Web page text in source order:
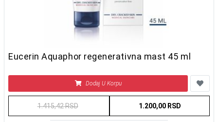
Eucerin Aquaphor regenerativna mast 45 ml
Dodaj U Korpu
1.415,42 RSD 1.200,00 RSD